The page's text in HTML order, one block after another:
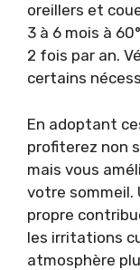
oreillers et
3 à 6 mois à
2 fois par an.
certains
En adoptant
profiterez non
mais vous
votre sommeil.
propre
les irritations
atmosphère